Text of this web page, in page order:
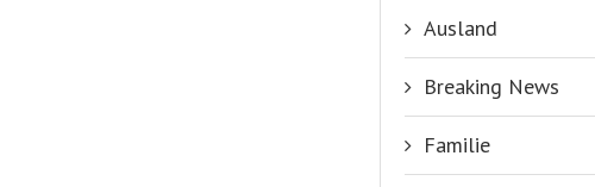
Ausland
Breaking News
Familie